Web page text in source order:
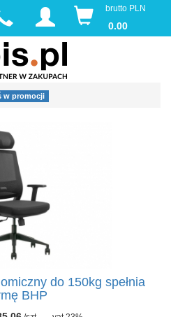
brutto PLN
0.00
w promocji
do 150kg spełnia
BHP